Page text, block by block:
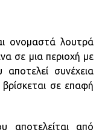
ονομαστά λουτρά
σε μια περιοχή με
συνέχεια
βρίσκεται σε επαφή
αποτελείται από